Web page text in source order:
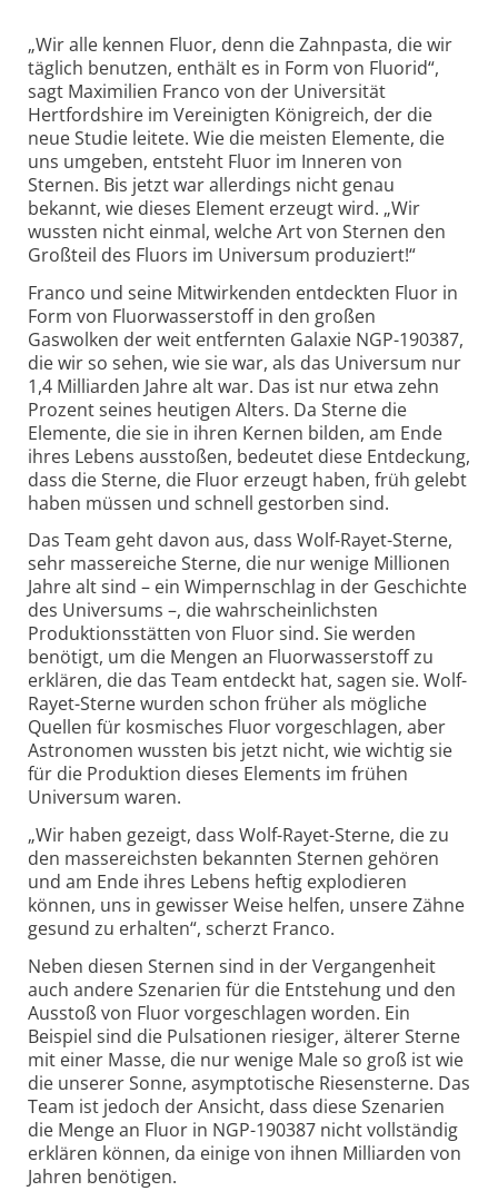
„Wir alle kennen Fluor, denn die Zahnpasta, die wir
täglich benutzen, enthält es in Form von Fluorid“,
sagt Maximilien Franco von der Universität
Hertfordshire im Vereinigten Königreich, der die
neue Studie leitete. Wie die meisten Elemente, die
uns umgeben, entsteht Fluor im Inneren von
Sternen. Bis jetzt war allerdings nicht genau
bekannt, wie dieses Element erzeugt wird. „Wir
wussten nicht einmal, welche Art von Sternen den
Großteil des Fluors im Universum produziert!“
Franco und seine Mitwirkenden entdeckten Fluor in
Form von Fluor­wasserstoff in den großen
Gaswolken der weit entfernten Galaxie NGP-190387,
die wir so sehen, wie sie war, als das Universum nur
1,4 Milliarden Jahre alt war. Das ist nur etwa zehn
Prozent seines heutigen Alters. Da Sterne die
Elemente, die sie in ihren Kernen bilden, am Ende
ihres Lebens ausstoßen, bedeutet diese Entdeckung,
dass die Sterne, die Fluor erzeugt haben, früh gelebt
haben müssen und schnell gestorben sind.
Das Team geht davon aus, dass Wolf-Rayet-Sterne,
sehr massereiche Sterne, die nur wenige Millionen
Jahre alt sind – ein Wimpernschlag in der Geschichte
des Universums –, die wahrscheinlichsten
Produktions­stätten von Fluor sind. Sie werden
benötigt, um die Mengen an Fluor­wasserstoff zu
erklären, die das Team entdeckt hat, sagen sie. Wolf-
Rayet-Sterne wurden schon früher als mögliche
Quellen für kosmisches Fluor vorgeschlagen, aber
Astronomen wussten bis jetzt nicht, wie wichtig sie
für die Produktion dieses Elements im frühen
Universum waren.
„Wir haben gezeigt, dass Wolf-Rayet-Sterne, die zu
den massereichsten bekannten Sternen gehören
und am Ende ihres Lebens heftig explodieren
können, uns in gewisser Weise helfen, unsere Zähne
gesund zu erhalten“, scherzt Franco.
Neben diesen Sternen sind in der Vergangenheit
auch andere Szenarien für die Entstehung und den
Ausstoß von Fluor vorgeschlagen worden. Ein
Beispiel sind die Pulsationen riesiger, älterer Sterne
mit einer Masse, die nur wenige Male so groß ist wie
die unserer Sonne, asymptotische Riesensterne. Das
Team ist jedoch der Ansicht, dass diese Szenarien
die Menge an Fluor in NGP-190387 nicht vollständig
erklären können, da einige von ihnen Milliarden von
Jahren benötigen.